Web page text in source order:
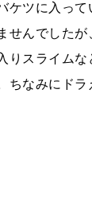
ケツに入っ
んでしたが
りスライムな
ちなみにド